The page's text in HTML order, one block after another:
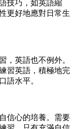
技巧，如英語縮
更好地應對日常生
，英語也不例外。
習英語，積極地完
語水平。
信心的培養。需要